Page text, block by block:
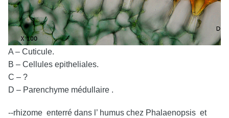
A – Cuticule.
B – Cellules epitheliales.
C – ?
D – Parenchyme médullaire .
--rhizome enterré dans l’ humus chez Phalaenopsis et